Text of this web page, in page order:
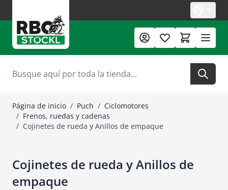
Buscar
Página de inicio / Puch / Ciclomotores
/ Frenos, ruedas y cadenas
/ Cojinetes de rueda y Anillos de empaque
Cojinetes de rueda y Anillos de
empaque